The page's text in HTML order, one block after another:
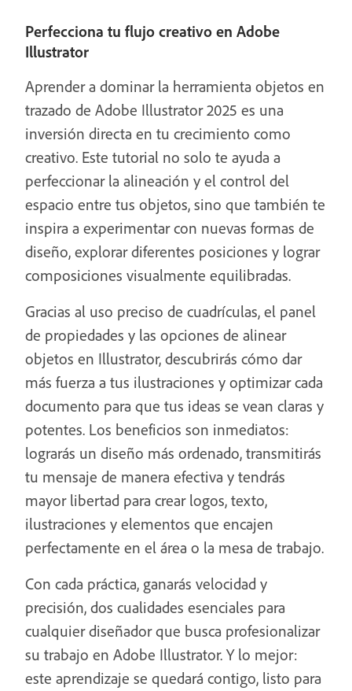
Perfecciona tu flujo creativo en Adobe
Illustrator
Aprender a dominar la herramienta objetos en
trazado de Adobe Illustrator 2025 es una
inversión directa en tu crecimiento como
creativo. Este tutorial no solo te ayuda a
perfeccionar la alineación y el control del
espacio entre tus objetos, sino que también te
inspira a experimentar con nuevas formas de
diseño, explorar diferentes posiciones y lograr
composiciones visualmente equilibradas.
Gracias al uso preciso de cuadrículas, el panel
de propiedades y las opciones de alinear
objetos en Illustrator, descubrirás cómo dar
más fuerza a tus ilustraciones y optimizar cada
documento para que tus ideas se vean claras y
potentes. Los beneficios son inmediatos:
lograrás un diseño más ordenado, transmitirás
tu mensaje de manera efectiva y tendrás
mayor libertad para crear logos, texto,
ilustraciones y elementos que encajen
perfectamente en el área o la mesa de trabajo.
Con cada práctica, ganarás velocidad y
precisión, dos cualidades esenciales para
cualquier diseñador que busca profesionalizar
su trabajo en Adobe Illustrator. Y lo mejor:
este aprendizaje se quedará contigo, listo para